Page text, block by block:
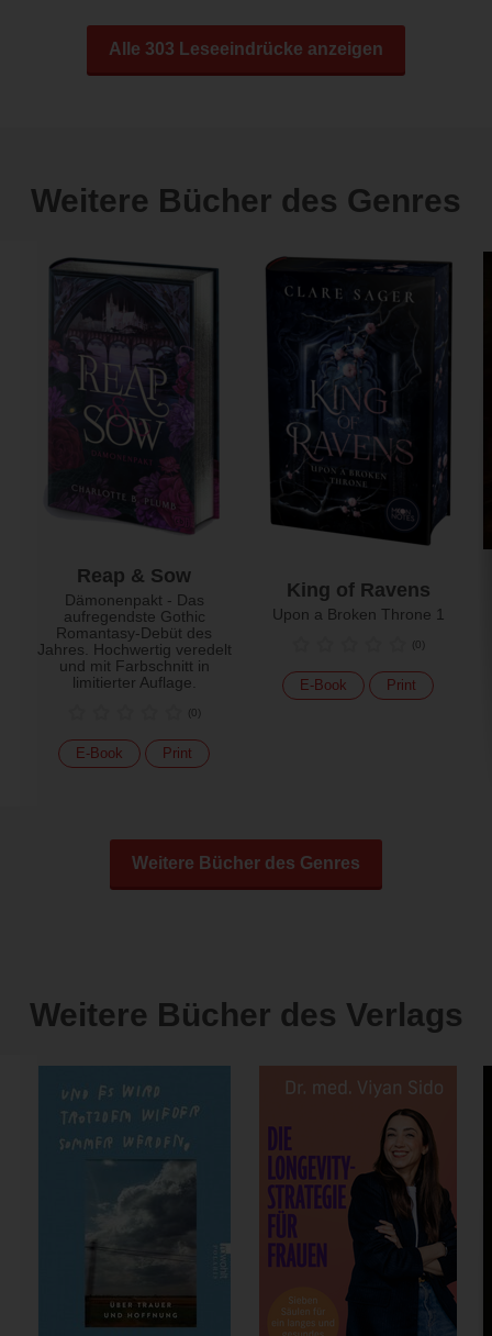
Alle 303 Leseeindrücke anzeigen
Weitere Bücher des Genres
Reap & Sow
Dämonenpakt - Das
aufregendste Gothic
Romantasy-Debüt des
Jahres. Hochwertig veredelt
und mit Farbschnitt in
limitierter Auflage.
(0
E-Book Print
King of Ravens
Upon a Broken Throne 1
(0
E-Book Print
Weitere Bücher des Genres
Weitere Bücher des Verlags